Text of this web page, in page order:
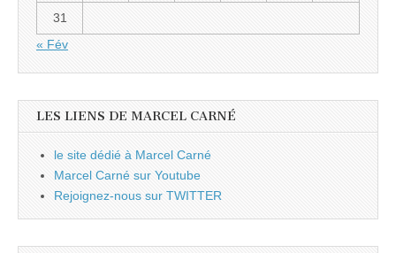
31
« Fév
LES LIENS DE MARCEL CARNÉ
le site dédié à Marcel Carné
Marcel Carné sur Youtube
Rejoignez-nous sur TWITTER